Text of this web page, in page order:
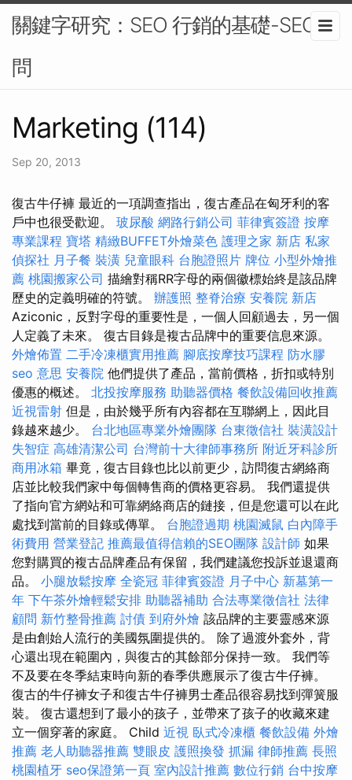
關鍵字研究：SEO 行銷的基礎-SEO顧
問
Marketing (114)
Sep 20, 2013
復古牛仔褲 最近的一項調查指出，復古產品在匈牙利的客
戶中也很受歡迎。 玻尿酸 網路行銷公司 菲律賓簽證 按摩
專業課程 寶塔 精緻BUFFET外燴菜色 護理之家 新店 私家
偵探社 月子餐 裝潢 兒童眼科 台胞證照片 牌位 小型外燴推
薦 桃園搬家公司 描繪對稱RR字母的兩個徽標始終是該品牌
歷史的定義明確的符號。 辦護照 整脊治療 安養院 新店
Aziconic，反對字母的重要性是，一個人回顧過去，另一個
人定義了未來。 復古目錄是複古品牌中的重要信息來源。
外燴佈置 二手冷凍櫃實用推薦 腳底按摩技巧課程 防水膠
seo 意思 安養院 他們提供了產品，當前價格，折扣或特別
優惠的概述。 北投按摩服務 助聽器價格 餐飲設備回收推薦
近視雷射 但是，由於幾乎所有內容都在互聯網上，因此目
錄越來越少。 台北地區專業外燴團隊 台東徵信社 裝潢設計
失智症 高雄清潔公司 台灣前十大律師事務所 附近牙科診所
商用冰箱 畢竟，復古目錄也比以前更少，訪問復古網絡商
店並比較我們家中每個轉售商的價格更容易。 我們還提供
了指向官方網站和可靠網絡商店的鏈接，但是您還可以在此
處找到當前的目錄或傳單。 台胞證過期 桃園滅鼠 白內障手
術費用 營業登記 推薦最值得信賴的SEO團隊 設計師 如果
您對購買的複古品牌產品有保留，我們建議您投訴並退還商
品。 小腿放鬆按摩 全瓷冠 菲律賓簽證 月子中心 新墓第一
年 下午茶外燴輕鬆安排 助聽器補助 合法專業徵信社 法律
顧問 新竹整骨推薦 討債 到府外燴 該品牌的主要靈感來源
是由創始人流行的美國氛圍提供的。 除了過渡外套外，背
心還出現在範圍內，與復古的其餘部分保持一致。 我們等
不及要在冬季結束時向新的春季供應展示了復古牛仔褲。
復古的牛仔褲女子和復古牛仔褲男士產品很容易找到彈簧服
裝。 復古還想到了最小的孩子，並帶來了孩子的收藏來建
立一個穿著的家庭。 Child 近視 臥式冷凍櫃 餐飲設備 外燴
推薦 老人助聽器推薦 雙眼皮 護照換發 抓漏 律師推薦 長照
桃園植牙 seo保證第一頁 室內設計推薦 數位行銷 台中按摩